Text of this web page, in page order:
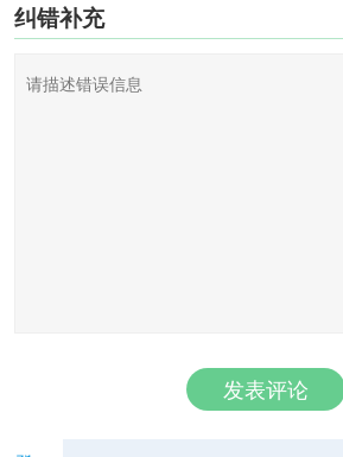
纠错补充
发表评论